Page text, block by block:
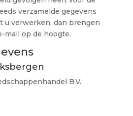
verzamelde gegevens
u verwerken, dan brengen
mail op de hoogte.
B.V.